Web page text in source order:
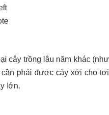
cây trồng lâu năm khác (như
phải được cày xới cho tơi
lớn.